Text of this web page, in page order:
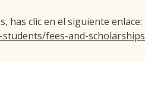
has clic en el siguiente enlace:
fees-and-scholarships